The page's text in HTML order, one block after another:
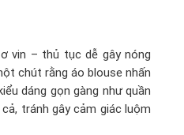
vin – thủ tục dễ gây nóng
chút rằng áo blouse nhấn
dáng gọn gàng như quần
tránh gây cảm giác luộm